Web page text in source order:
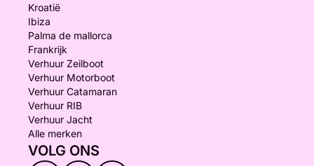
Kroatië
Ibiza
Palma de mallorca
Frankrijk
Verhuur Zeilboot
Verhuur Motorboot
Verhuur Catamaran
Verhuur RIB
Verhuur Jacht
Alle merken
VOLG ONS